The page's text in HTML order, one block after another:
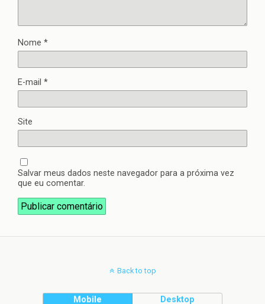
Nome *
E-mail *
Site
Salvar meus dados neste navegador para a próxima vez
que eu comentar.
Back to top
Mobile Desktop